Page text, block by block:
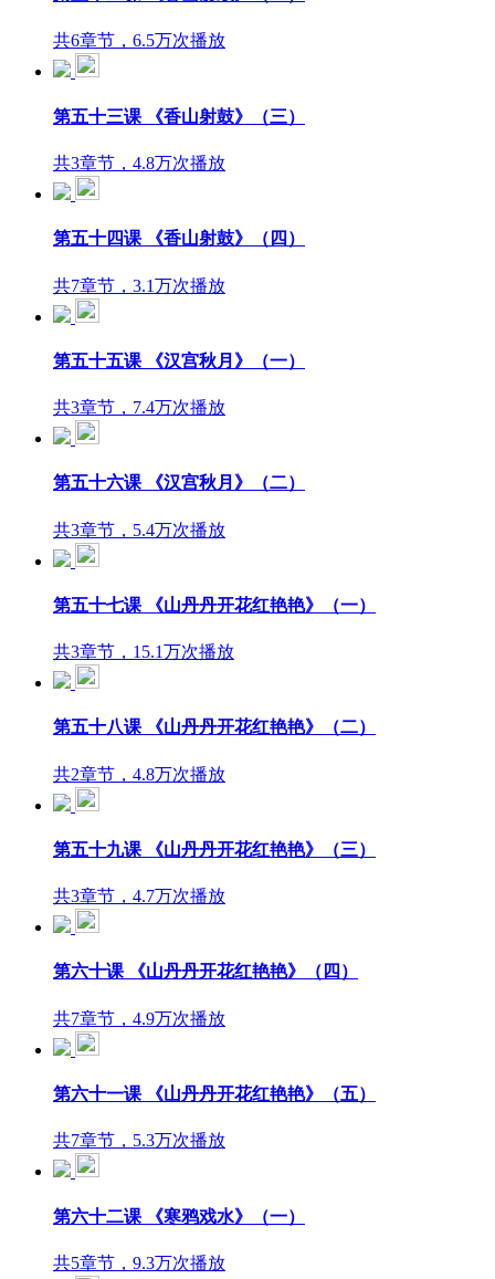
共6章节，6.5万次播放
第五十三课 《香山射鼓》（三）
共3章节，4.8万次播放
第五十四课 《香山射鼓》（四）
共7章节，3.1万次播放
第五十五课 《汉宫秋月》（一）
共3章节，7.4万次播放
第五十六课 《汉宫秋月》（二）
共3章节，5.4万次播放
第五十七课 《山丹丹开花红艳艳》（一）
共3章节，15.1万次播放
第五十八课 《山丹丹开花红艳艳》（二）
共2章节，4.8万次播放
第五十九课 《山丹丹开花红艳艳》（三）
共3章节，4.7万次播放
第六十课 《山丹丹开花红艳艳》（四）
共7章节，4.9万次播放
第六十一课 《山丹丹开花红艳艳》（五）
共7章节，5.3万次播放
第六十二课 《寒鸦戏水》（一）
共5章节，9.3万次播放